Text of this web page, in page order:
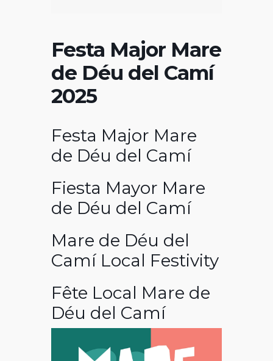
Festa Major Mare
de Déu del Camí
2025
Festa Major Mare
de Déu del Camí
Fiesta Mayor Mare
de Déu del Camí
Mare de Déu del
Camí Local Festivity
Fête Local Mare de
Déu del Camí